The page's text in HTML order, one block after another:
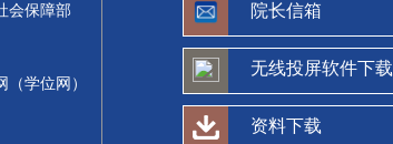
会保障部
学位网）
院长信箱
无线投屏软件下载
资料下载